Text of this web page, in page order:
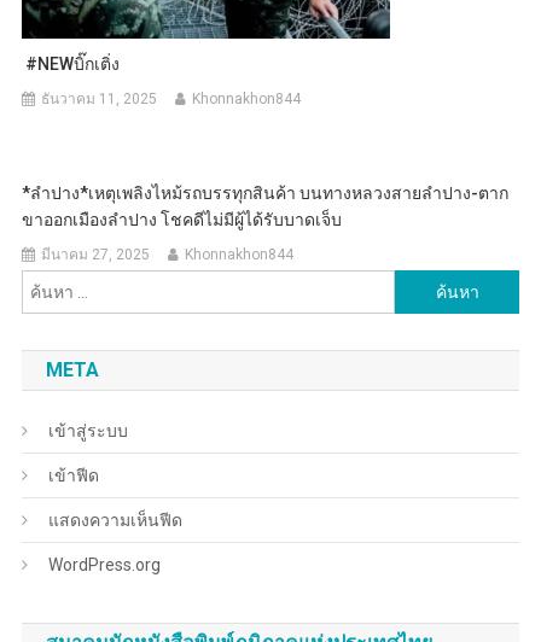
#NEWบิ๊กเติ่ง
ธันวาคม 11, 2025 Khonnakhon844
*ลำปาง*เหตุเพลิงไหม้รถบรรทุกสินค้า บนทางหลวงสายลำปาง-ตาก
ขาออกเมืองลำปาง โชคดีไม่มีผู้ได้รับบาดเจ็บ
มีนาคม 27, 2025 Khonnakhon844
สำหรับ:
META
เข้าสู่ระบบ
เข้าฟีด
แสดงความเห็นฟีด
WordPress.org